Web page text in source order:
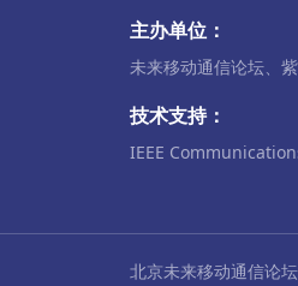
主办单位：
未来移动通信论坛、
技术支持：
IEEE
北京未来移动通信论